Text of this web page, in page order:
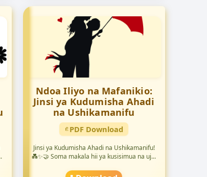
Ndoa Iliyo na Mafanikio:
Jinsi ya Kudumisha Ahadi
na Ushikamanifu
PDF Download
Jinsi ya Kudumisha Ahadi na Ushikamanifu!
💑✨🤝 Soma makala hii ya kusisimua na uj...